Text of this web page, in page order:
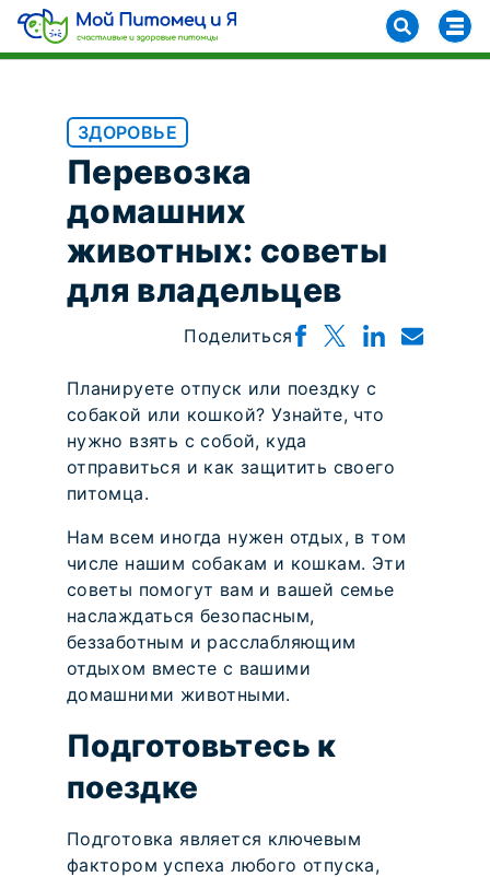
ЗДОРОВЬЕ
Перевозка
домашних
животных: советы
для владельцев
Поделиться
Планируете отпуск или поездку с
собакой или кошкой? Узнайте, что
нужно взять с собой, куда
отправиться и как защитить своего
питомца.
Нам всем иногда нужен отдых, в том
числе нашим собакам и кошкам. Эти
советы помогут вам и вашей семье
наслаждаться безопасным,
беззаботным и расслабляющим
отдыхом вместе с вашими
домашними животными.
Подготовьтесь к
поездке
Подготовка является ключевым
фактором успеха любого отпуска,